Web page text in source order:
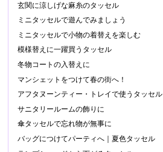
玄関に涼しげな麻糸のタッセル
ミニタッセルで遊んでみましょう
ミニタッセルで小物の着替えを楽しむ
模様替えに一躍買うタッセル
冬物コートの入替えに
マンシェットをつけて春の街へ！
アフタヌーンティー・トレイで使うタッセル
サニタリールームの飾りに
傘タッセルで忘れ物が無事に
バッグにつけてパーティへ｜夏色タッセル